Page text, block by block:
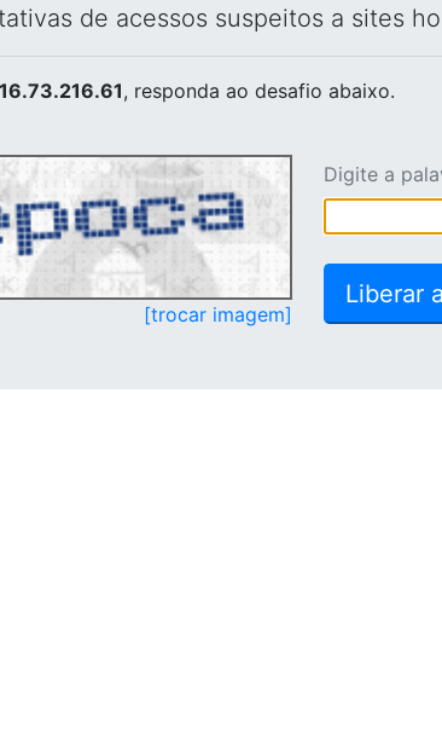
de acessos suspeitos a sites
, responda ao desafio abaixo.
[trocar imagem]
Digite a